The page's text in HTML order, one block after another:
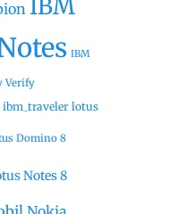
IBM
IBM
Verify
ibm_traveler lotus
Domino 8
Notes 8